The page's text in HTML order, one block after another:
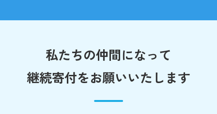
私たちの仲間になって
継続寄付をお願いいたします